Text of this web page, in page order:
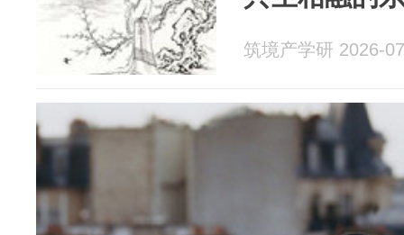
筑境产学研 2026-